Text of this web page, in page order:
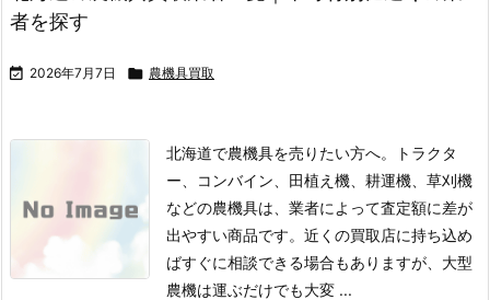
者を探す
 2026年7月7日  農機具買取
北海道で農機具を売りたい方へ。トラクタ
ー、コンバイン、田植え機、耕運機、草刈機
などの農機具は、業者によって査定額に差が
出やすい商品です。 近くの買取店に持ち込め
ばすぐに相談できる場合もありますが、大型
農機は運ぶだけでも大変 ...